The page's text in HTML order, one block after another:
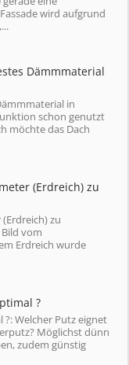
wird aufgrund
Dämmmaterial
in
schon genutzt
möchte das Dach
(Erdreich) zu
zu
vom
Erdreich wurde
?
Welcher Putz eignet
Möglichst dünn
zudem günstig